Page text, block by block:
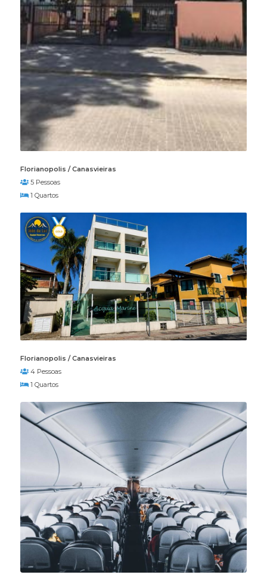
Florianopolis / Canasvieiras
5 Pessoas
1 Quartos
Florianopolis / Canasvieiras
4 Pessoas
1 Quartos